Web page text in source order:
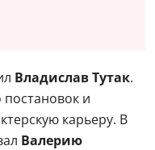
Владислав Тутак.
и
карьеру. В
Валерию